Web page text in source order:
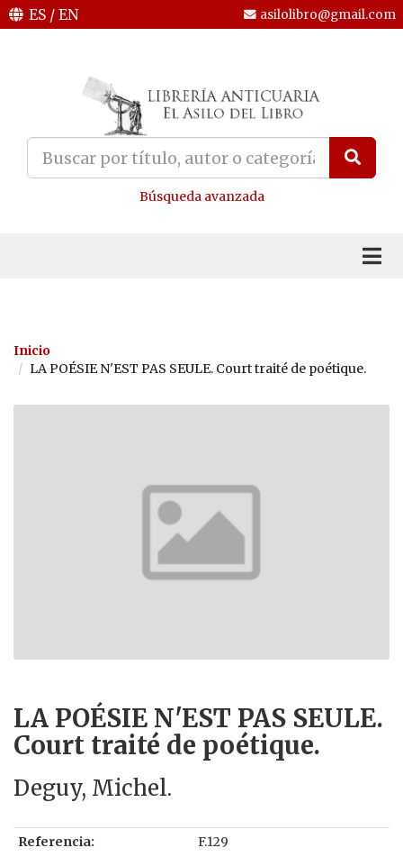
ES / EN asilolibro@gmail.com
Búsqueda avanzada
Inicio
LA POÉSIE N'EST PAS SEULE. Court traité de poétique.
LA POÉSIE N'EST PAS SEULE.
Court traité de poétique.
Deguy, Michel.
Referencia: F.129